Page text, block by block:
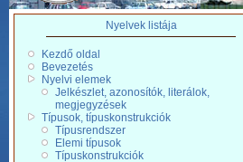
Nyelvek listája
Kezdő oldal
Bevezetés
Nyelvi elemek
Jelkészlet, azonosítók, literálok,
megjegyzések
Típusok, típuskonstrukciók
Típusrendszer
Elemi típusok
Típuskonstrukciók